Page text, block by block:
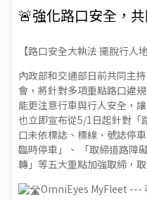
🚨強化路口安全，
【路口安全大執法 擺脫行人
內政部和交通部日前共同主
會，將針對多項重點路口違
能更注意行車與行人安全，
也立即宣布從5/1日起針對「
口未依標誌、標線、號誌停
臨時停車」、 「取締道路障
轉」等五大重點加強取締，
OmniEyes MyFleet ---